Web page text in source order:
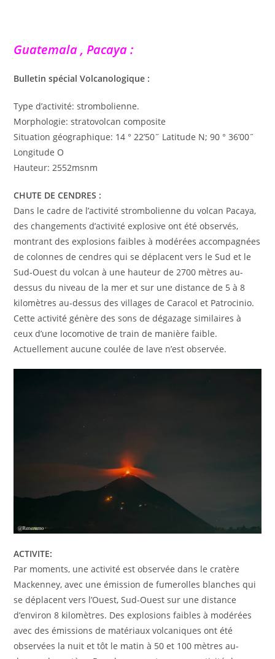
Guatemala , Pacaya :
Bulletin spécial Volcanologique :
Type d’activité: strombolienne.
Morphologie: stratovolcan composite
Situation géographique: 14 ° 22’50˝ Latitude N; 90 ° 36’00˝
Longitude O
Hauteur: 2552msnm
CHUTE DE CENDRES :
Dans le cadre de l’activité strombolienne du volcan Pacaya,
des changements d’activité explosive ont été observés,
montrant des explosions faibles à modérées accompagnées
de colonnes de cendres qui se déplacent vers le Sud et le
Sud-Ouest du volcan à une hauteur de 2700 mètres au-
dessus du niveau de la mer et sur une distance de 5 à 8
kilomètres au-dessus des villages de Caracol et Patrocinio.
Cette activité génère des sons de dégazage similaires à
ceux d’une locomotive de train de manière faible.
Actuellement aucune coulée de lave n’est observée.
ACTIVITE:
Par moments, une activité est observée dans le cratère
Mackenney, avec une émission de fumerolles blanches qui
se déplacent vers l’Ouest, Sud-Ouest sur une distance
d’environ 8 kilomètres. Des explosions faibles à modérées
avec des émissions de matériaux volcaniques ont été
observées la nuit et tôt le matin à 50 et 100 mètres au-